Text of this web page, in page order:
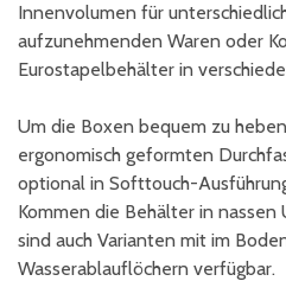
Innenvolumen für
aufzunehmenden Waren oder
Eurostapelbehälter in
Um die Boxen bequem zu
ergonomisch geformten
optional in Softtouch-
Kommen die Behälter in nassen
sind auch Varianten mit im
Wasserablauflöchern verfügbar.